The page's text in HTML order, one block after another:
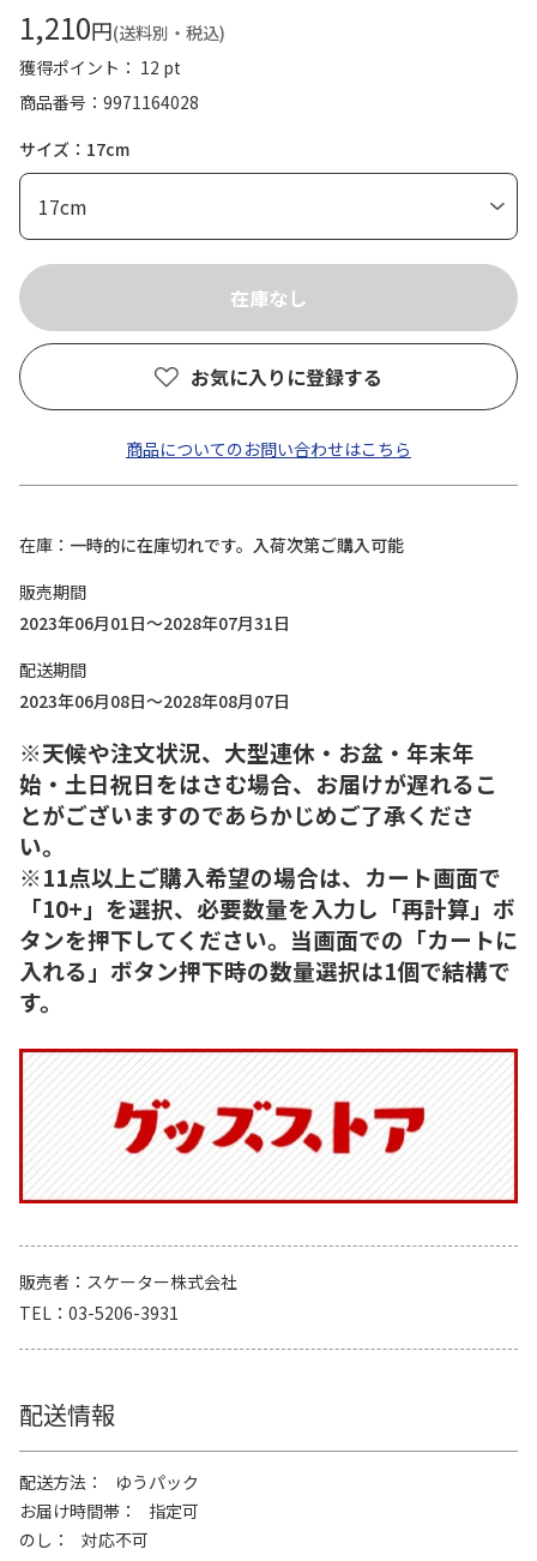
1,210円(送料別・税込)
獲得ポイント： 12 pt
商品番号
9971164028
サイズ：17cm
お気に入りに登録する
商品についてのお問い合わせはこちら
在庫
一時的に在庫切れです。入荷次第ご購入可能
販売期間
2023年06月01日～2028年07月31日
配送期間
2023年06月08日～2028年08月07日
※天候や注文状況、大型連休・お盆・年末年
始・土日祝日をはさむ場合、お届けが遅れるこ
とがございますのであらかじめご了承くださ
い。
※11点以上ご購入希望の場合は、カート画面で
「10+」を選択、必要数量を入力し「再計算」ボ
タンを押下してください。当画面での「カートに
入れる」ボタン押下時の数量選択は1個で結構で
す。
販売者
スケーター株式会社
TEL
03-5206-3931
配送情報
配送方法
ゆうパック
お届け時間帯
指定可
のし
対応不可